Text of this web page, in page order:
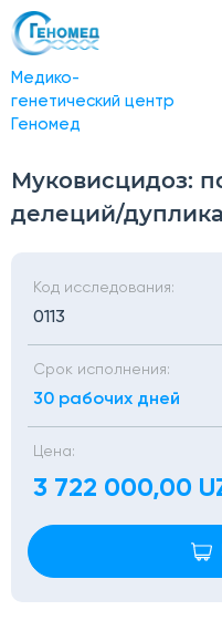
Медико-
генетический центр
Геномед
Муковисцидоз:
делеций/
Код исследования:
0113
Срок исполнения:
30 рабочих дней
Цена:
3 722 000,00